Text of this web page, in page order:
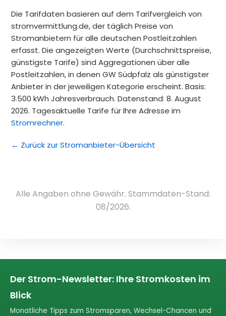
Die Tarifdaten basieren auf dem Tarifvergleich von
stromvermittlung.de, der täglich Preise von
Stromanbietern für alle deutschen Postleitzahlen
erfasst. Die angezeigten Werte (Durchschnittspreise,
günstigste Tarife) sind Aggregationen über alle
Postleitzahlen, in denen GW Südpfalz als günstigster
Anbieter in der jeweiligen Kategorie erscheint. Basis:
3.500 kWh Jahresverbrauch. Datenstand: 8. August
2026. Tagesaktuelle Tarife für Ihre Adresse im
Stromrechner.
← Zurück zur Stromanbieter-Übersicht
Alle Angaben ohne Gewähr. Stammdaten-Stand:
08/2026.
Der Strom-Newsletter: Ihre Stromkosten im
Blick
Monatliche Tipps zum Stromsparen, Wechsel-Chancen und